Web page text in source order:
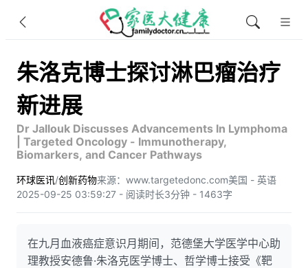
朱洛克博士探讨淋巴瘤治疗
新进展
Dr Jallouk Discusses Advancements In Lymphoma
| Targeted Oncology - Immunotherapy,
Biomarkers, and Cancer Pathways
环球医讯/创新药物来源：www.targetedonc.com美国 - 英语
2025-09-25 03:59:27 - 阅读时长3分钟 - 1463字
在九月血液癌症意识月期间，范德堡大学医学中心助
理教授安德鲁·朱洛克医学博士、哲学博士接受《靶